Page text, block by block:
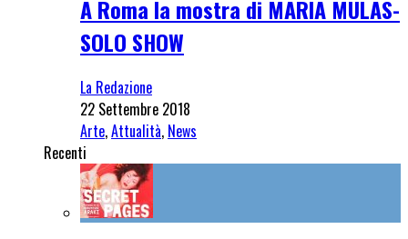
A Roma la mostra di MARIA MULAS-
SOLO SHOW
La Redazione
22 Settembre 2018
Arte,Attualità, News
Recenti